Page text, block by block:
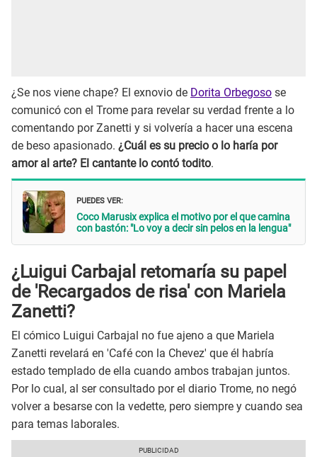
¿Se nos viene chape? El exnovio de Dorita Orbegoso se
comunicó con el Trome para revelar su verdad frente a lo
comentando por Zanetti y si volvería a hacer una escena
de beso apasionado. ¿Cuál es su precio o lo haría por
amor al arte? El cantante lo contó todito.
PUEDES VER:
Coco Marusix explica el motivo por el que camina
con bastón: "Lo voy a decir sin pelos en la lengua"
¿Luigui Carbajal retomaría su papel
de 'Recargados de risa' con Mariela
Zanetti?
El cómico Luigui Carbajal no fue ajeno a que Mariela
Zanetti revelará en 'Café con la Chevez' que él habría
estado templado de ella cuando ambos trabajan juntos.
Por lo cual, al ser consultado por el diario Trome, no negó
volver a besarse con la vedette, pero siempre y cuando sea
para temas laborales.